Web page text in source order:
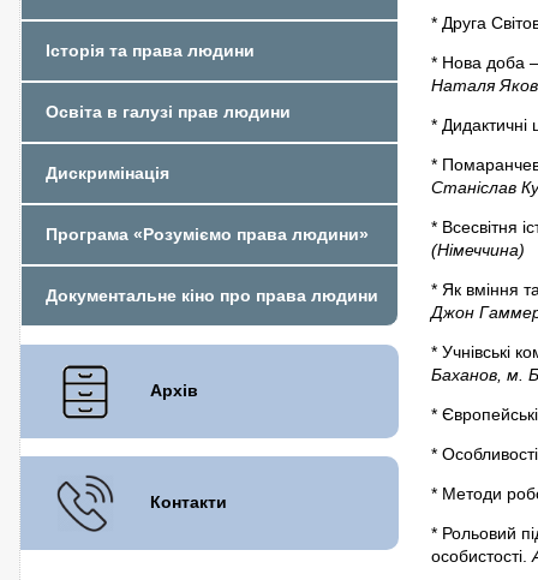
* Друга
* Нова доба –
Наталя
* Дидактичні
*
Станіслав
* Всесвітня
(Німеччина)
* Як вміння
Джон
* Учнівські
Баханов, м.
*
*
* Методи
* Рольовий
особистості.
Історія та права людини
Освіта в галузі прав людини
Дискримінація
Програма «Розуміємо права людини»
Документальне кіно про права людини
Архів
Контакти